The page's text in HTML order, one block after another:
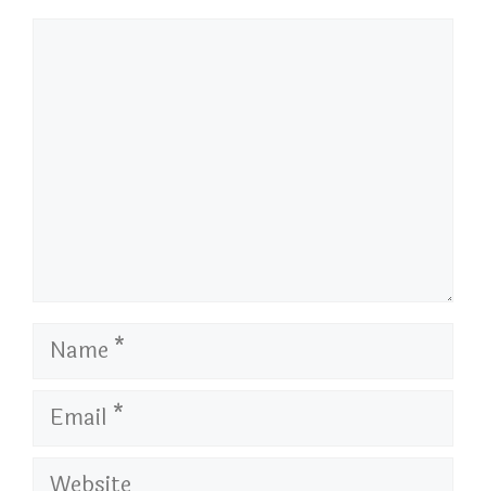
Name
Email
Website